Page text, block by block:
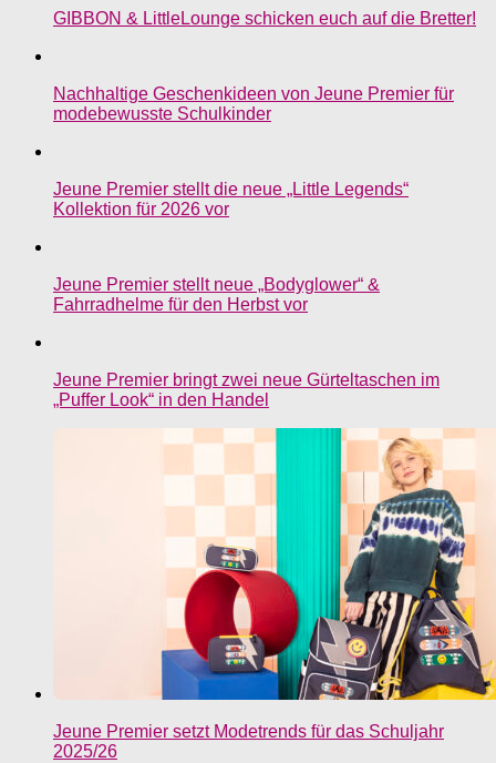
GIBBON & LittleLounge schicken euch auf die Bretter!
Nachhaltige Geschenkideen von Jeune Premier für
modebewusste Schulkinder
Jeune Premier stellt die neue „Little Legends“
Kollektion für 2026 vor
Jeune Premier stellt neue „Bodyglower“ &
Fahrradhelme für den Herbst vor
Jeune Premier bringt zwei neue Gürteltaschen im
„Puffer Look“ in den Handel
Jeune Premier setzt Modetrends für das Schuljahr
2025/26